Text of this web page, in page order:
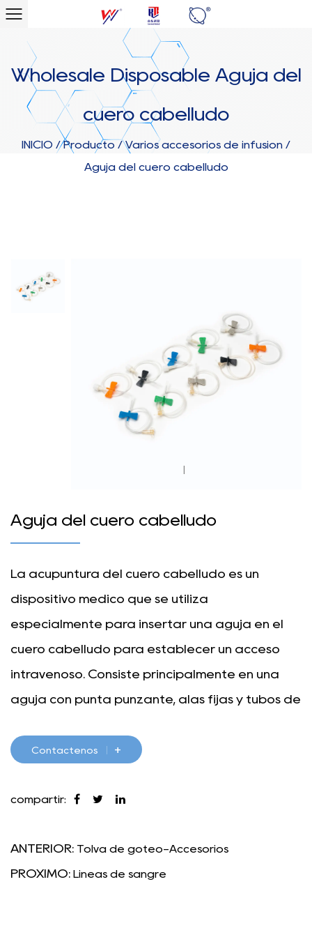
Wholesale Disposable Aguja del
cuero cabelludo
INICIO /Producto /Varios accesorios de infusión /
Aguja del cuero cabelludo
Aguja del cuero cabelludo
La acupuntura del cuero cabelludo es un
dispositivo médico que se utiliza
especialmente para insertar una aguja en el
cuero cabelludo para establecer un acceso
intravenoso. Consiste principalmente en una
aguja con punta punzante, alas fijas y tubos de
Las principales características y usos de la
1. Adecuado para bebés y niños: dado que las
niños son pequeñas y es difícil establecer un
acceso intravenoso, en estos grupos se suelen
Contáctenos +
compartir:
ANTERIOR: Tolva de goteo-Accesorios
PRÓXIMO: Líneas de sangre